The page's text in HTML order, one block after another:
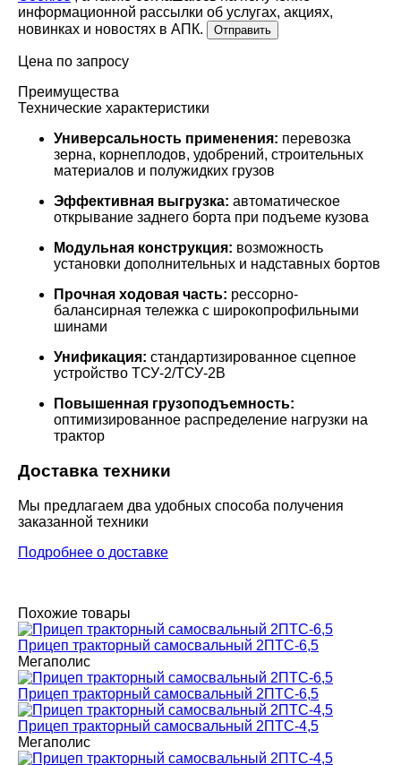
информационной рассылки об услугах, акциях,
новинках и новостях в АПК.
Отправить
Цена по запросу
Преимущества
Технические характеристики
Универсальность применения: перевозка
зерна, корнеплодов, удобрений, строительных
материалов и полужидких грузов
Эффективная выгрузка: автоматическое
открывание заднего борта при подъеме кузова
Модульная конструкция: возможность
установки дополнительных и надставных бортов
Прочная ходовая часть: рессорно-
балансирная тележка с широкопрофильными
шинами
Унификация: стандартизированное сцепное
устройство ТСУ-2/ТСУ-2В
Повышенная грузоподъемность:
оптимизированное распределение нагрузки на
трактор
Доставка техники
Мы предлагаем два удобных способа получения
заказанной техники
Подробнее о доставке
Похожие товары
Прицеп тракторный самосвальный 2ПТС-6,5
Мегаполис
Прицеп тракторный самосвальный 2ПТС-6,5
Прицеп тракторный самосвальный 2ПТС-4,5
Мегаполис